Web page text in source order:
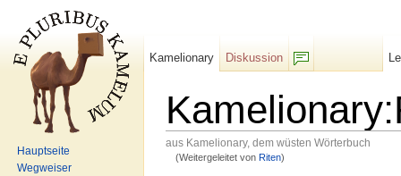
aus Kamelionary, dem wüsten Wörterbuch
(Weitergeleitet von Riten)
Kamelionary
Diskussion
Hauptseite
Wegweiser